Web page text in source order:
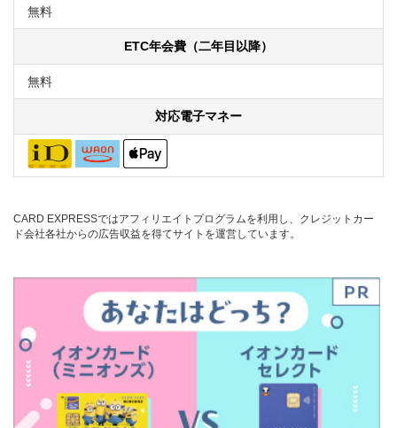
無料
ETC年会費（二年目以降）
無料
対応電子マネー
CARD EXPRESSではアフィリエイトプログラムを利用し、クレジットカー
ド会社各社からの広告収益を得てサイトを運営しています。